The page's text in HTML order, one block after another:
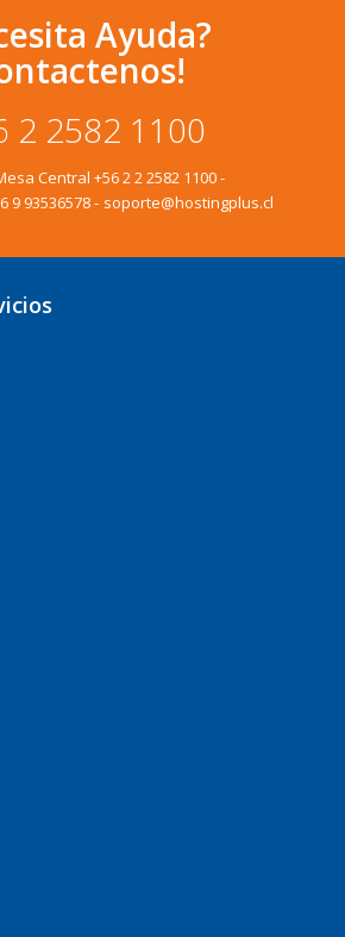
Ayuda?
2 2582 1100
Central +56 2 2 2582 1100-
9 93536578- soporte@hostingplus.cl